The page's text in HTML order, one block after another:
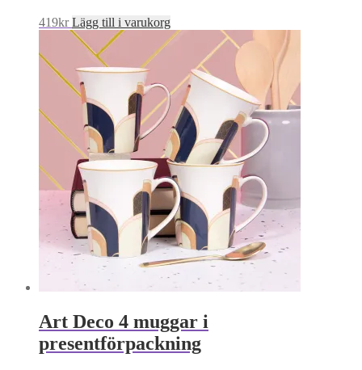
419kr Lägg till i varukorg
Art Deco 4 muggar i
presentförpackning